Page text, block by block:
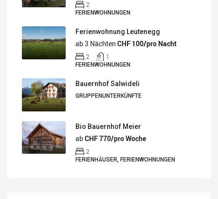
2
FERIENWOHNUNGEN
Ferienwohnung Leutenegg
ab 3 Nächten CHF 100/pro Nacht
2 1
FERIENWOHNUNGEN
Bauernhof Salwideli
GRUPPENUNTERKÜNFTE
Bio Bauernhof Meier
abCHF 770/pro Woche
2
FERIENHÄUSER, FERIENWOHNUNGEN